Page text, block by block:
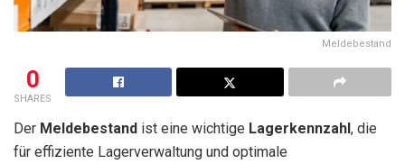
Meldebestand
0
SHARES
Der Meldebestand ist eine wichtige Lagerkennzahl, die
für effiziente Lagerverwaltung und optimale